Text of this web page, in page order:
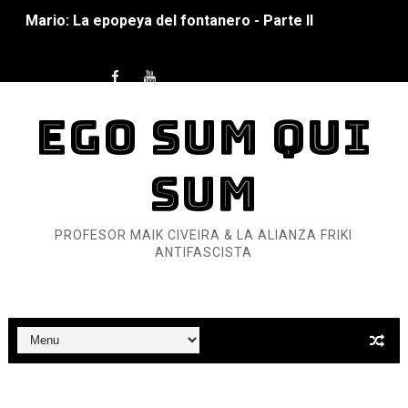
Mario: La epopeya del fontanero - Parte I
Pokémon: La película existencialista
Así se ve el fascismo en 2026... Y así se ve la
Un año para sobrevivir al mundo: Dos mil tíjiri cinco
Dioses y Monstruos: Guillermo (UNO)
EGO SUM QUI
SUM
PROFESOR MAIK CIVEIRA & LA ALIANZA FRIKI
ANTIFASCISTA